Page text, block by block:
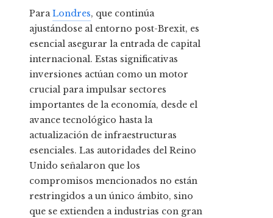
ParaLondres, que continúa
ajustándose al entorno post-Brexit, es
esencial asegurar la entrada de capital
internacional. Estas significativas
inversiones actúan como un motor
crucial para impulsar sectores
importantes de la economía, desde el
avance tecnológico hasta la
actualización de infraestructuras
esenciales. Las autoridades del Reino
Unido señalaron que los
compromisos mencionados no están
restringidos a un único ámbito, sino
que se extienden a industrias con gran